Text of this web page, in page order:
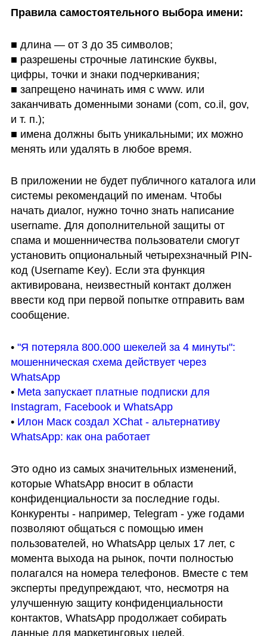
Правила самостоятельного выбора имени:
■ длина — от 3 до 35 символов;
■ разрешены строчные латинские буквы,
цифры, точки и знаки подчеркивания;
■ запрещено начинать имя с www. или
заканчивать доменными зонами (com, co.il, gov,
и т. п.);
■ имена должны быть уникальными; их можно
менять или удалять в любое время.
В приложении не будет публичного каталога или
системы рекомендаций по именам. Чтобы
начать диалог, нужно точно знать написание
username. Для дополнительной защиты от
спама и мошенничества пользователи смогут
установить опциональный четырехзначный PIN-
код (Username Key). Если эта функция
активирована, неизвестный контакт должен
ввести код при первой попытке отправить вам
сообщение.
• "Я потеряла 800.000 шекелей за 4 минуты":
мошенническая схема действует через
WhatsApp
• Meta запускает платные подписки для
Instagram, Facebook и WhatsApp
• Илон Маск создал XChat - альтернативу
WhatsApp: как она работает
Это одно из самых значительных изменений,
которые WhatsApp вносит в области
конфиденциальности за последние годы.
Конкуренты - например, Telegram - уже годами
позволяют общаться с помощью имен
пользователей, но WhatsApp целых 17 лет, с
момента выхода на рынок, почти полностью
полагался на номера телефонов. Вместе с тем
эксперты предупреждают, что, несмотря на
улучшенную защиту конфиденциальности
контактов, WhatsApp продолжает собирать
данные для маркетинговых целей.